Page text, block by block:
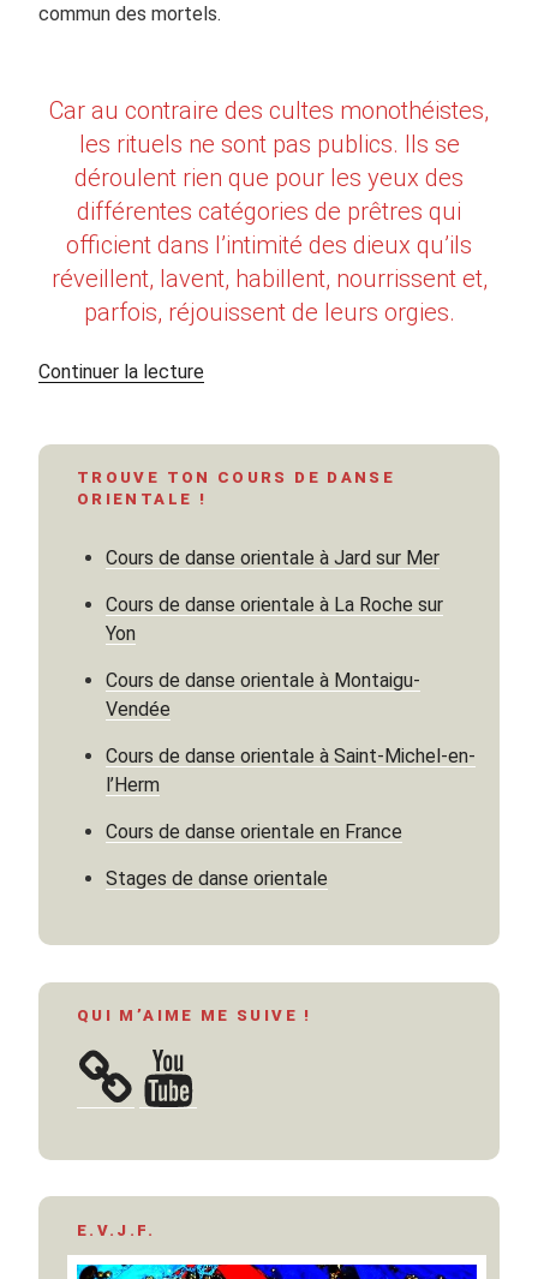
commun des mortels.
Car au contraire des cultes monothéistes,
les rituels ne sont pas publics. Ils se
déroulent rien que pour les yeux des
différentes catégories de prêtres qui
officient dans l’intimité des dieux qu’ils
réveillent, lavent, habillent, nourrissent et,
parfois, réjouissent de leurs orgies.
Continuer la lecturede
TROUVE TON COURS DE DANSE
ORIENTALE !
Cours de danse orientale à Jard sur Mer
Cours de danse orientale à La Roche sur
Yon
Cours de danse orientale à Montaigu-
Vendée
Cours de danse orientale à Saint-Michel-en-
l’Herm
Cours de danse orientale en France
Stages de danse orientale
QUI M’AIME ME SUIVE !
YouTube
E.V.J.F.